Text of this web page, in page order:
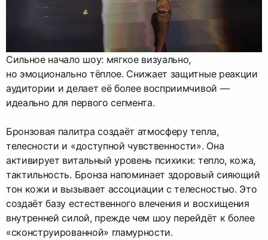
Сильное начало шоу: мягкое визуально,
но эмоционально тёплое. Снижает защитные реакции
аудитории и делает её более восприимчивой —
идеально для первого сегмента.
Бронзовая палитра создаёт атмосферу тепла,
телесности и «доступной чувственности». Она
активирует витальный уровень психики: тепло, кожа,
тактильность. Бронза напоминает здоровый сияющий
тон кожи и вызывает ассоциации с телесностью. Это
создаёт базу естественного влечения и восхищения
внутренней силой, прежде чем шоу перейдёт к более
«сконструированной» гламурности.